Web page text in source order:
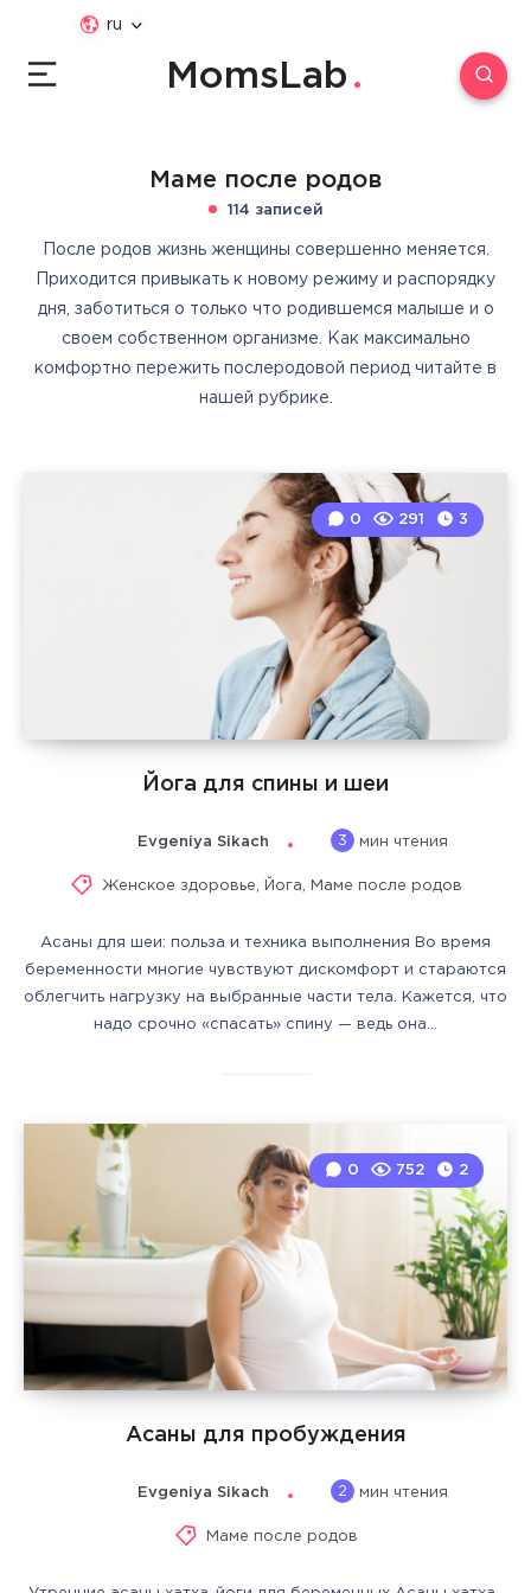
ru
MomsLab
Маме после родов
114 записей
После родов жизнь женщины совершенно меняется.
Приходится привыкать к новому режиму и распорядку
дня, заботиться о только что родившемся малыше и о
своем собственном организме. Как максимально
комфортно пережить послеродовой период читайте в
нашей рубрике.
Йога для спины и шеи
0 291 3
Evgeniya Sikach 3 мин чтения
Женское здоровье Йога Маме после родов
Асаны для шеи: польза и техника выполнения Во время
беременности многие чувствуют дискомфорт и стараются
облегчить нагрузку на выбранные части тела. Кажется, что
надо срочно «спасать» спину — ведь она…
Асаны для пробуждения
0 752 2
Evgeniya Sikach 2 мин чтения
Маме после родов